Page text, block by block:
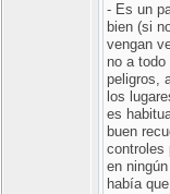
- Es un
bien (si
vengan
no a
peligros,
los
es
buen
controles
en
había